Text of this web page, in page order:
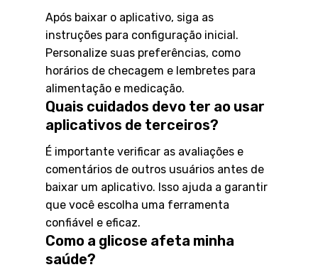
Após baixar o aplicativo, siga as
instruções para configuração inicial.
Personalize suas preferências, como
horários de checagem e lembretes para
alimentação e medicação.
Quais cuidados devo ter ao usar
aplicativos de terceiros?
É importante verificar as avaliações e
comentários de outros usuários antes de
baixar um aplicativo. Isso ajuda a garantir
que você escolha uma ferramenta
confiável e eficaz.
Como a glicose afeta minha
saúde?